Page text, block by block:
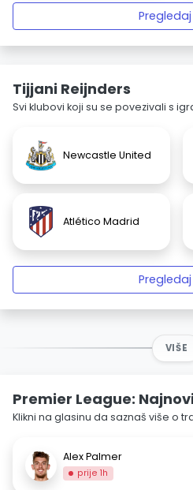
Tijjani Reijnders
Svi klubovi koji su se povezivali s
Newcastle United
Atlético Madrid
VIŠE
Premier League:
Klikni na glasinu da saznaš više o
Alex Palmer
prije 1h